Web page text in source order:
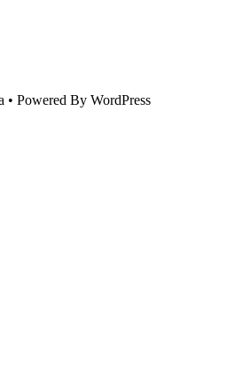
Powered By WordPress